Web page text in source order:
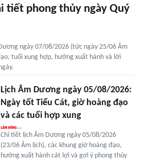
tiết phong thủy ngày Quý
ngày 07/08/2026 (tức ngày 25/06 Âm
tuổi xung hợp, hướng xuất hành và lời
Lịch Âm Dương ngày 05/08/2026:
Ngày tốt Tiểu Cát, giờ hoàng đạo
và các tuổi hợp xung
Chi tiết lịch Âm Dương ngày 05/08/2026
(23/06 Âm lịch), các khung giờ hoàng đạo,
hướng xuất hành cát lợi và gợi ý phong thủy